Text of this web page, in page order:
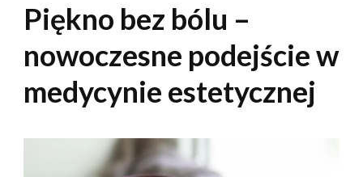
Piękno bez bólu –
nowoczesne podejście w
medycynie estetycznej